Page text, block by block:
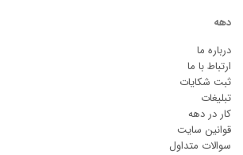
دهه
درباره ما
ارتباط با ما
ثبت شکایات
تبلیغات
کار در دهه
قوانین سایت
سوالات متداول